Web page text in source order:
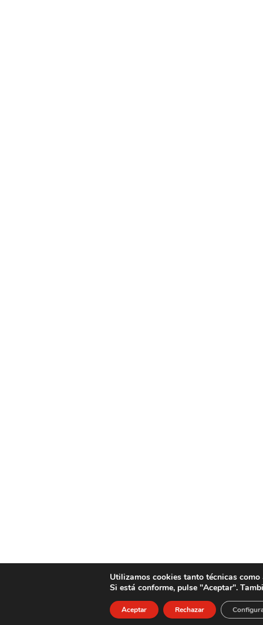
Utilizamos cookies tanto técnicas
Si está conforme, pulse "Aceptar".
Aceptar Rechazar